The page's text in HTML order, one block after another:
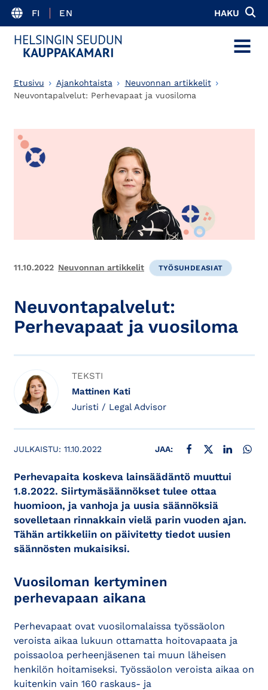
FI EN HAKU
MENU
Etusivu Ajankohtaista
Neuvonnan artikkelit
Neuvontapalvelut: Perhevapaat ja vuosiloma
11.10.2022 Neuvonnan artikkelit TYÖSUHDEASIAT
Neuvontapalvelut:
Perhevapaat ja vuosiloma
TEKSTI
Mattinen Kati
Juristi / Legal Advisor
JULKAISTU: 11.10.2022 JAA: JAA FACEBOOKISSA
JAA X:SSÄ JAA
Perhevapaita koskeva lainsäädäntö muuttui
1.8.2022. Siirtymäsäännökset tulee ottaa
huomioon, ja vanhoja ja uusia säännöksiä
sovelletaan rinnakkain vielä parin vuoden ajan.
Tähän artikkeliin on päivitetty tiedot uusien
säännösten mukaisiksi.
Vuosiloman kertyminen
perhevapaan aikana
Perhevapaat ovat vuosilomalaissa työssäolon
veroista aikaa lukuun ottamatta hoitovapaata ja
poissaoloa perheenjäsenen tai muun läheisen
henkilön hoitamiseksi. Työssäolon veroista aikaa on
kuitenkin vain 160 raskaus- ja